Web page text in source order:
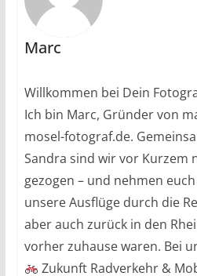
Marc
Willkommen bei Dein
Ich bin Marc, Gründer von
mosel-fotograf.de.
Sandra sind wir vor Kurzem
gezogen – und nehmen
unsere Ausflüge durch die
aber auch zurück in den
vorher zuhause waren. Bei
Zukunft Radverkehr &